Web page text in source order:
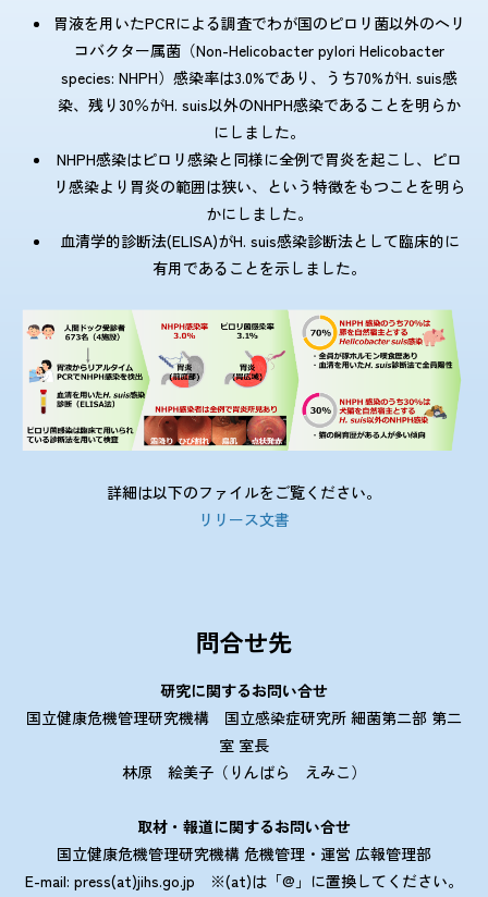
日本語 / English
胃液を用いたPCRによる調査でわが国のピロリ菌以外のヘリ
コバクター属菌（Non-Helicobacter pylori Helicobacter
species: NHPH）感染率は3.0%であり、うち70%がH. suis感
染、残り30％がH. suis以外のNHPH感染であることを明らか
にしました。
NHPH感染はピロリ感染と同様に全例で胃炎を起こし、ピロ
リ感染より胃炎の範囲は狭い、という特徴をもつことを明ら
かにしました。
血清学的診断法(ELISA)がH. suis感染診断法として臨床的に
有用であることを示しました。
詳細は以下のファイルをご覧ください。
リリース文書
問合せ先
研究に関するお問い合せ
国立健康危機管理研究機構 国立感染症研究所 細菌第二部 第二
室 室長
林原 絵美子（りんばら えみこ）
取材・報道に関するお問い合せ
国立健康危機管理研究機構 危機管理・運営 広報管理部
E-mail: press(at)jihs.go.jp ※(at)は「@」に置換してください。